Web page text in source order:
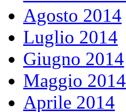
Agosto 2014
Luglio 2014
Giugno 2014
Maggio 2014
Aprile 2014